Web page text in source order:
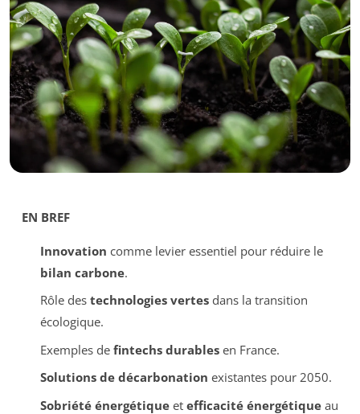
EN BREF
Innovation comme levier essentiel pour réduire le
bilan carbone.
Rôle des technologies vertesdans la transition
écologique.
Exemples de fintechs durablesen France.
Solutions de décarbonation existantes pour 2050.
Sobriété énergétiqueet efficacité énergétiqueau